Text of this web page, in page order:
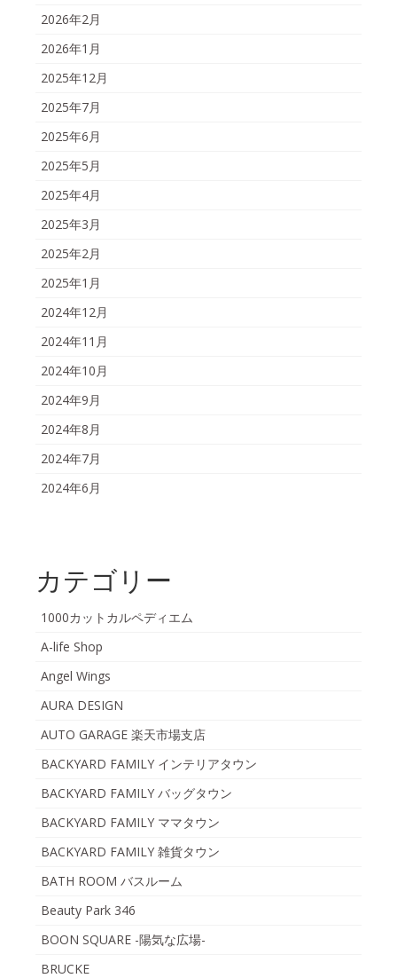
2026年2月
2026年1月
2025年12月
2025年7月
2025年6月
2025年5月
2025年4月
2025年3月
2025年2月
2025年1月
2024年12月
2024年11月
2024年10月
2024年9月
2024年8月
2024年7月
2024年6月
カテゴリー
1000カットカルペディエム
A-life Shop
Angel Wings
AURA DESIGN
AUTO GARAGE 楽天市場支店
BACKYARD FAMILY インテリアタウン
BACKYARD FAMILY バッグタウン
BACKYARD FAMILY ママタウン
BACKYARD FAMILY 雑貨タウン
BATH ROOM バスルーム
Beauty Park 346
BOON SQUARE -陽気な広場-
BRUCKE